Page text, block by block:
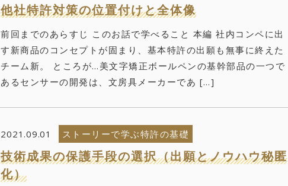
他社特許対策の位置付けと全体像
前回までのあらすじ このお話で学べること 本編 社内コンペに出
す新商品のコンセプトが固まり、基本特許の出願も無事に終えた
チーム新。 ところが…美文字矯正ボールペンの基幹部品の一つで
あるセンサーの開発は、文房具メーカーであ […]
2021.09.01 ストーリーで学ぶ特許の基礎
技術成果の保護手段の選択（出願とノウハウ秘匿
化）